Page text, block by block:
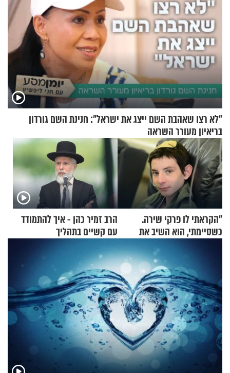
"לא רצו שאהבת השם ייצג את ישראל": חנינת השם גורדון
בריאיון מעורר השראה
"הקראתי לו פרקי שירה.
כשסיימתי, הוא השיב את
נשמתו לבורא"
הרב זמיר כהן - איך להתמודד
עם קשיים בתהליך
ההתחזקות?